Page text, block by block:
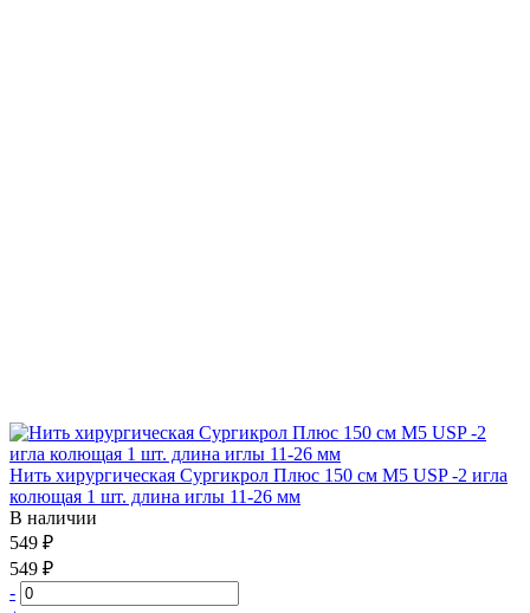
Нить хирургическая Сургикрол Плюс 150 см М5 USP -2 игла
колющая 1 шт. длина иглы 11-26 мм
В наличии
549 ₽
549 ₽
-